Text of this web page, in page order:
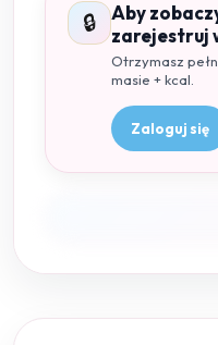
🔒
Aby
zarejestruj
Otrzymasz
masie + kcal.
Zaloguj się